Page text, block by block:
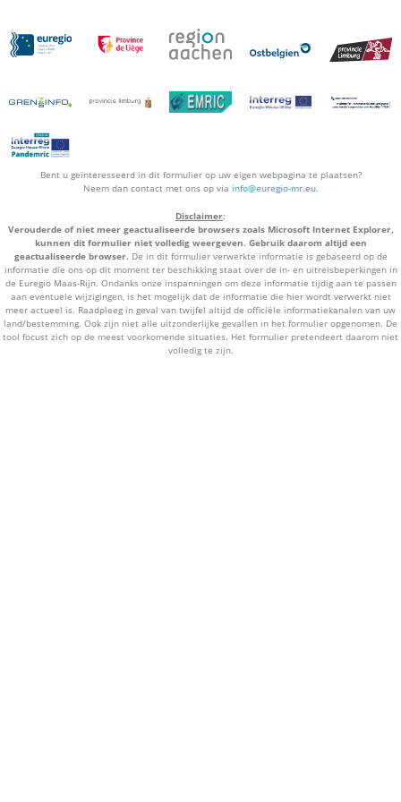
Bent u geïnteresseerd in dit formulier op uw eigen webpagina te plaatsen?
Neem dan contact met ons op via info@euregio-mr.eu.
Disclaimer:
Verouderde of niet meer geactualiseerde browsers zoals Microsoft Internet Explorer,
kunnen dit formulier niet volledig weergeven. Gebruik daarom altijd een
geactualiseerde browser. De in dit formulier verwerkte informatie is gebaseerd op de
informatie die ons op dit moment ter beschikking staat over de in- en uitreisbeperkingen in
de Euregio Maas-Rijn. Ondanks onze inspanningen om deze informatie tijdig aan te passen
aan eventuele wijzigingen, is het mogelijk dat de informatie die hier wordt verwerkt niet
meer actueel is. Raadpleeg in geval van twijfel altijd de officiële informatiekanalen van uw
land/bestemming. Ook zijn niet alle uitzonderlijke gevallen in het formulier opgenomen. De
tool focust zich op de meest voorkomende situaties. Het formulier pretendeert daarom niet
volledig te zijn.